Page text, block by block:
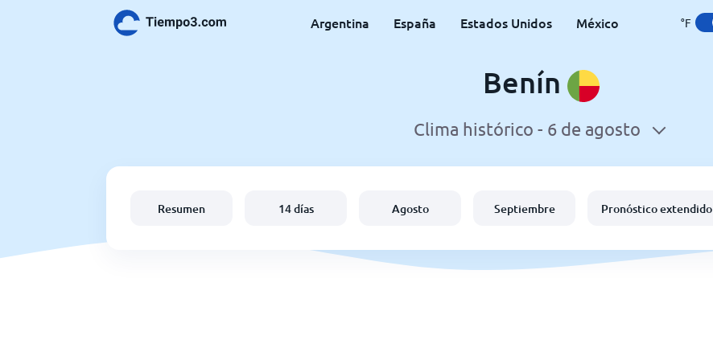
Argentina España Estados Unidos México °F
Benín
Clima histórico - 6 de agosto
Resumen 14 días Agosto Septiembre Pronóstico extendido